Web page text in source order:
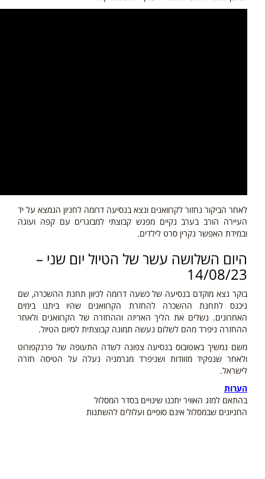
לאחר הביקור נחזור לקרוואנים ונצא בנסיעה דרומה לחניון הנמצא על יד
העיירה הורב בערב נקיים מפגש קבוצתי למבוגרים עם קפה ועוגה
ובמידת האפשר נקרין סרט לילדים.
היום השלושה עשר של הטיול יום שני –
14/08/23
בוקר נצא מוקדם בנסיעה של כשעה דרומה לכיוון תחנת ההשכרה, שם
ניכנס לתחנת ההשכרה להחזרת הקרוואנים שהיו ביתנו בימים
האחרונים. נשלים את הליך האריזה וההחזרה של הקרוואנים ולאחר
ההחזרה ניפרד מהם לשלום נעשה תמונה קבוצתית לסיום הטיול.
משם נמשיך באוטובוס בנסיעה צפונה לשדה התעופה של פרנקפורוט
ולאחר שנפקיד מזוודות ושניפרד מגרמניה נעלה על הטיסה חזרה
לישראל.
הערות
בהתאם למזג האוויר יתכנו שינויים בסדר המסלול
החניונים שבמסלול אינם סופיים ועלולים להשתנות